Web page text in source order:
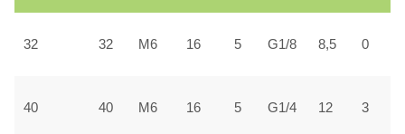
32 32 М6 16 5 G1/8 8,5 0
40 40 М6 16 5 G1/4 12 3